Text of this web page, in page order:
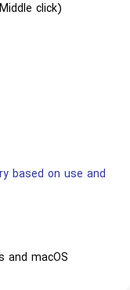
click)
based on use and
and macOS